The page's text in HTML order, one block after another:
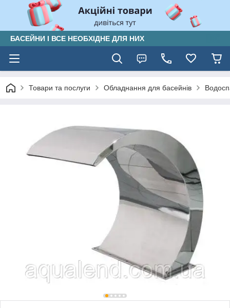
БАСЕЙНИ І ВСЕ НЕОБХІДНЕ ДЛЯ НИХ
Товари та послуги Обладнання для басейнів